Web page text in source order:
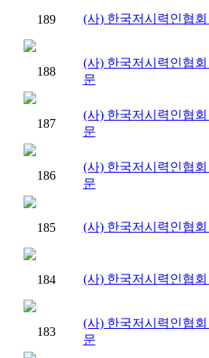
189 (사) 한국저시력인협
188
(사) 한국저시력인협회
문
187
(사) 한국저시력인협회
문
186
(사) 한국저시력인협회
문
185 (사) 한국저시력인협
184 (사) 한국저시력인협
183
(사) 한국저시력인협회
문